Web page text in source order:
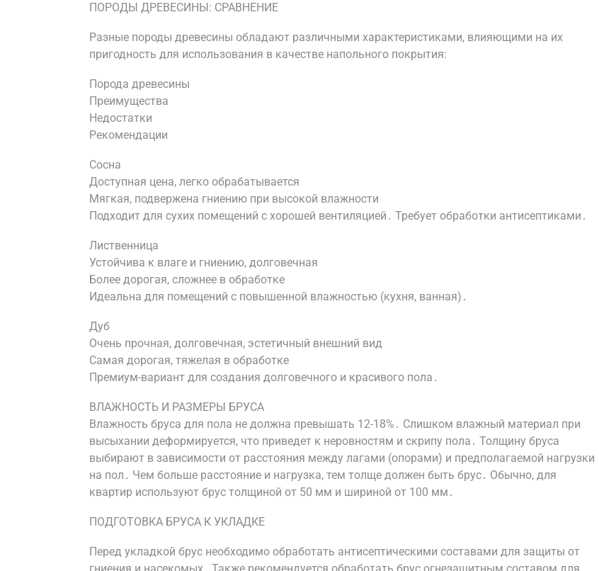
ПОРОДЫ ДРЕВЕСИНЫ: СРАВНЕНИЕ
Разные породы древесины обладают различными характеристиками, влияющими на их
пригодность для использования в качестве напольного покрытия:
Порода древесины
Преимущества
Недостатки
Рекомендации
Сосна
Доступная цена, легко обрабатывается
Мягкая, подвержена гниению при высокой влажности
Подходит для сухих помещений с хорошей вентиляцией․ Требует обработки антисептиками․
Лиственница
Устойчива к влаге и гниению, долговечная
Более дорогая, сложнее в обработке
Идеальна для помещений с повышенной влажностью (кухня, ванная)․
Дуб
Очень прочная, долговечная, эстетичный внешний вид
Самая дорогая, тяжелая в обработке
Премиум-вариант для создания долговечного и красивого пола․
ВЛАЖНОСТЬ И РАЗМЕРЫ БРУСА
Влажность бруса для пола не должна превышать 12-18%․ Слишком влажный материал при
высыхании деформируется, что приведет к неровностям и скрипу пола․ Толщину бруса
выбирают в зависимости от расстояния между лагами (опорами) и предполагаемой нагрузки
на пол․ Чем больше расстояние и нагрузка, тем толще должен быть брус․ Обычно, для
квартир используют брус толщиной от 50 мм и шириной от 100 мм․
ПОДГОТОВКА БРУСА К УКЛАДКЕ
Перед укладкой брус необходимо обработать антисептическими составами для защиты от